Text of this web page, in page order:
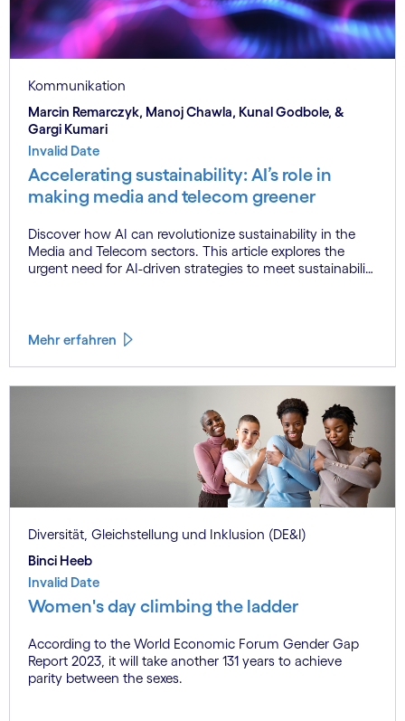
Kommunikation
Marcin Remarczyk, Manoj Chawla, Kunal Godbole, &
Gargi Kumari
Invalid Date
Accelerating sustainability: AI’s role in
making media and telecom greener
Discover how AI can revolutionize sustainability in the
Media and Telecom sectors. This article explores the
urgent need for AI-driven strategies to meet sustainability
sustainability challenges into business opportunities.
Mehr erfahren
Diversität, Gleichstellung und Inklusion (DE&I)
Binci Heeb
Invalid Date
Women's day climbing the ladder
According to the World Economic Forum Gender Gap
Report 2023, it will take another 131 years to achieve
parity between the sexes.